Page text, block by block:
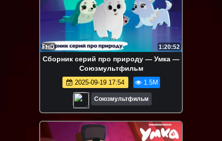
FHD 1:20:52
Сборник серий про природу — Умка —
Союзмультфильм
2025-09-19 17:54 1.5M
Союзмультфильм